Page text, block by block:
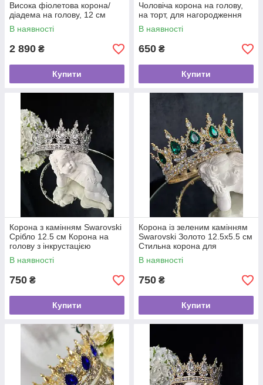
Висока фіолетова корона/
діадема на голову, 12 см
В наявності
2 890 ₴
Купити
Чоловіча корона на голову,
на торт, для нагородження
В наявності
650 ₴
Купити
Корона з камінням Swarovski
Срібло 12.5 см Корона на
голову з інкрустацією
Весільна тіара для зачіски
В наявності
750 ₴
Купити
Корона із зеленим камінням
Swarovski Золото 12.5х5.5 см
Стильна корона для
нареченої Корона із
зеленими стразами
В наявності
750 ₴
Купити